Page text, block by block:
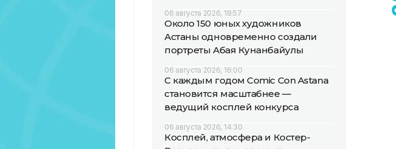
06 августа 2026, 18:57
Около 150 юных художников
Астаны одновременно создали
портреты Абая Кунанбайулы
06 августа 2026, 16:00
С каждым годом Comic Con Astana
становится масштабнее —
ведущий косплей конкурса
06 августа 2026, 14:30
Косплей, атмосфера и Костер-